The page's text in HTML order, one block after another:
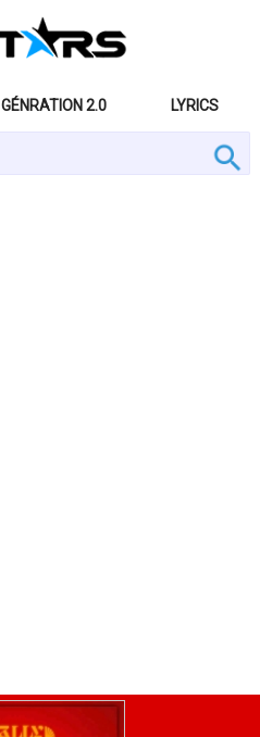
GÉNRATION 2.0 LYRICS